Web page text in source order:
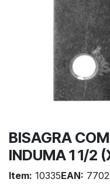
BISAGRA
INDUMA 1 1/2
Item: 10335EAN: